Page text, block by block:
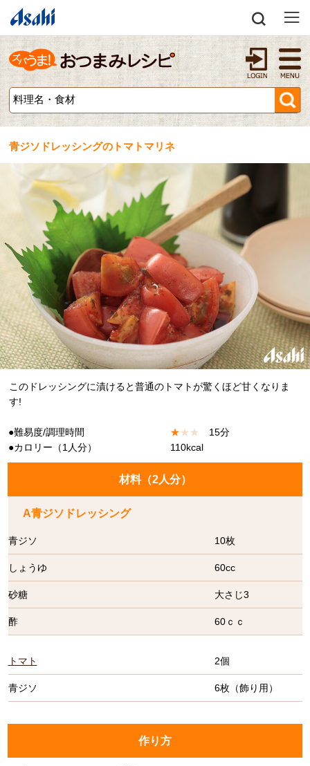
青ジソドレッシングのトマトマリネ
このドレッシングに漬けると普通のトマトが驚くほど甘くなりま
す!
●難易度/調理時間 ★★ ★
15分
●カロリー（1人分）
110kcal
材料（2人分）
A青ジソドレッシング
青ジソ 10枚
しょうゆ 60cc
砂糖 大さじ3
酢 60ｃｃ
トマト 2個
青ジソ 6枚（飾り用）
作り方